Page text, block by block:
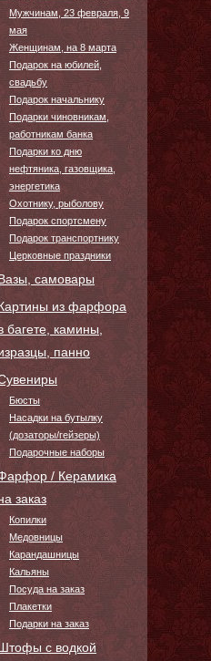
Мужчинам, 23 февраля, 9
мая
Женщинам, на 8 марта
Подарок на юбилей,
свадьбу
Подарок начальнику
Подарки чиновникам,
работникам банка
Подарки ко дню
нефтяника, газовщика,
энергетика
Охотнику, рыболову
Подарок спортсмену
Подарок транспортнику
Церковные праздники
самовары
из фарфора
багете, камины,
панно
Бюсты
Насадки на бутылку
(дозаторы/гейзеры)
Подарочные наборы
/ Керамика
заказ
Копилки
Медовницы
Карандашницы
Кальяны
Посуда на заказ
Плакетки
Подарки на заказ
с водкой